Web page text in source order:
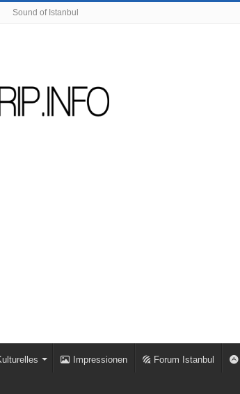
Sound of Istanbul
Impressionen Forum Istanbul